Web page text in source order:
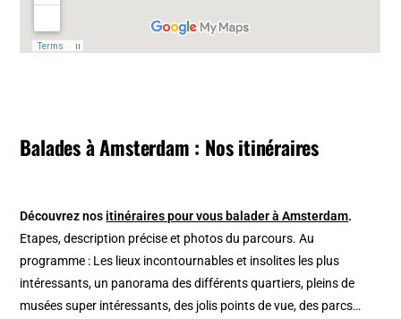
Balades à Amsterdam : Nos itinéraires
Découvrez nos itinéraires pour vous balader à Amsterdam.
Etapes, description précise et photos du parcours. Au
programme : Les lieux incontournables et insolites les plus
intéressants, un panorama des différents quartiers, pleins de
musées super intéressants, des jolis points de vue, des parcs…